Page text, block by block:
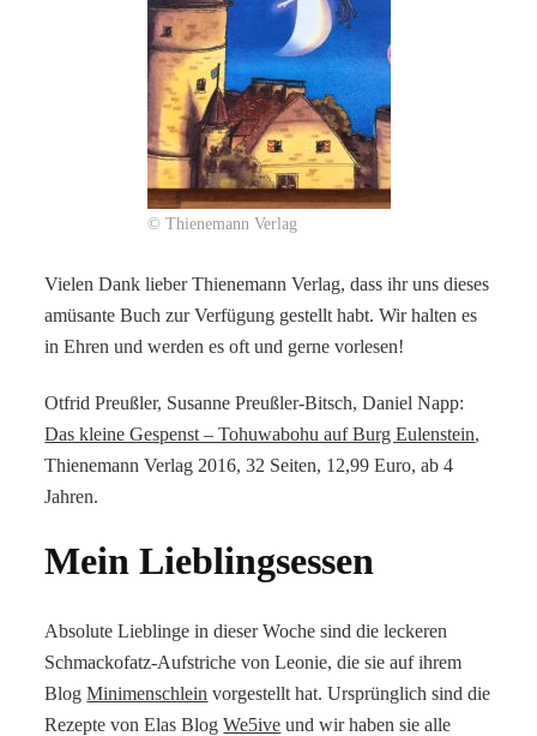
© Thienemann Verlag
Vielen Dank lieber Thienemann Verlag, dass ihr uns dieses
amüsante Buch zur Verfügung gestellt habt. Wir halten es
in Ehren und werden es oft und gerne vorlesen!
Otfrid Preußler, Susanne Preußler-Bitsch, Daniel Napp:
Das kleine Gespenst – Tohuwabohu auf Burg Eulenstein,
Thienemann Verlag 2016, 32 Seiten, 12,99 Euro, ab 4
Jahren.
Mein Lieblingsessen
Absolute Lieblinge in dieser Woche sind die leckeren
Schmackofatz-Aufstriche von Leonie, die sie auf ihrem
BlogMinimenschlein vorgestellt hat. Ursprünglich sind die
Rezepte von Elas BlogWe5ive und wir haben sie alle